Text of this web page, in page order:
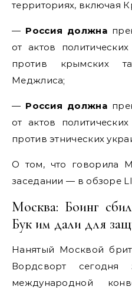
территориях, включая
— Россия должна
от актов
против крымских
Меджлиса;
— Россия должна
от актов
против этнических
О том, что говорила
заседании — в обзоре
Москва: Боинг
Бук им дали для
Нанятый Москвой
Вордсворт сегодня
международной